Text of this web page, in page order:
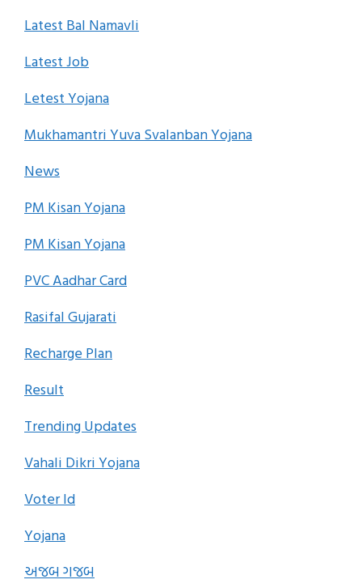
Latest Bal Namavli
Latest Job
Letest Yojana
Mukhamantri Yuva Svalanban Yojana
News
PM Kisan Yojana
PM Kisan Yojana
PVC Aadhar Card
Rasifal Gujarati
Recharge Plan
Result
Trending Updates
Vahali Dikri Yojana
Voter Id
Yojana
અજબ ગજબ